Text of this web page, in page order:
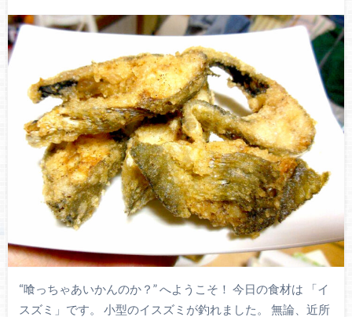
“喰っちゃあいかんのか？” へようこそ！ 今日の食材は 「イ
スズミ」です。 小型のイスズミが釣れました。 無論、近所